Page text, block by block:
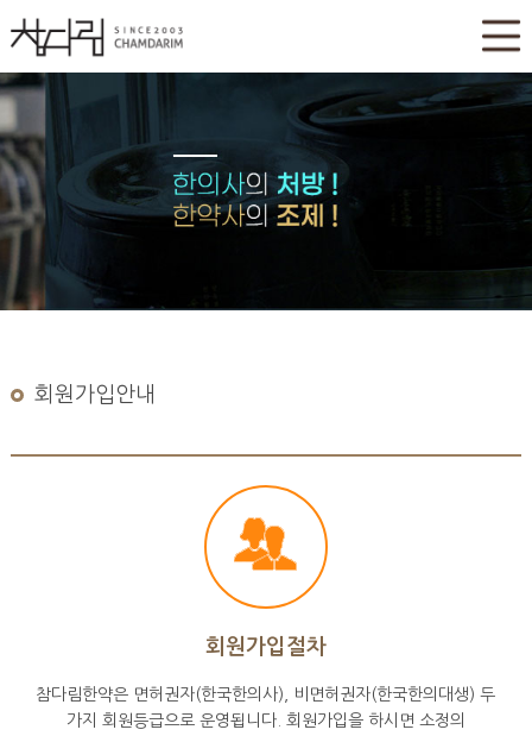
회원가입안내
회원가입절차
참다림한약은 면허권자(한국한의사), 비면허권자(한국한의대생) 두
가지 회원등급으로 운영됩니다. 회원가입을 하시면 소정의